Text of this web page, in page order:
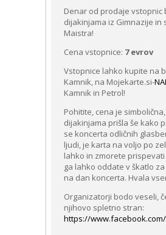
Denar od prodaje vstopnic
dijakinjama iz Gimnazije in
Maistra!
Cena vstopnice: 7 evrov
Vstopnice lahko kupite na
Kamnik, na Mojekarte.si-
Kamnik in Petrol!
Pohitite, cena je
dijakinjama prišla še kako
se koncerta odličnih
ljudi, je karta na voljo po
lahko in zmorete
ga lahko oddate v škatlo
na dan koncerta. Hvala
Organizatorji bodo veseli,
njihovo spletno stran:
https://